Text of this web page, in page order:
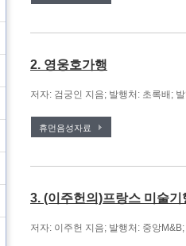
2. 영웅호가행
저자: 검궁인 지음; 발행처: 초록배;
휴먼음성자료
3. (이주헌의)프랑스 미술기
저자: 이주헌 지음; 발행처: 중앙